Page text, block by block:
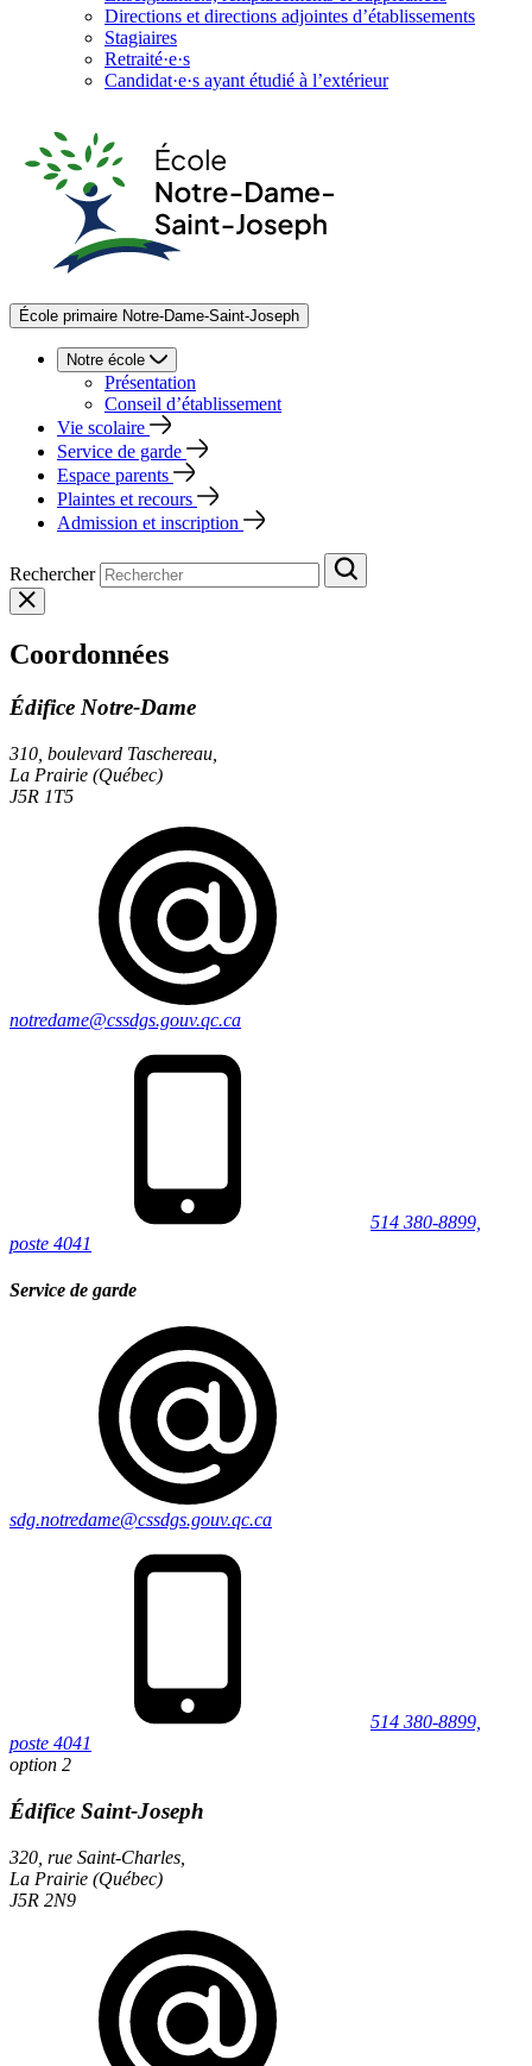
Directions et directions adjointes d’établissements
Stagiaires
Retraité·e·s
Candidat·e·s ayant étudié à l’extérieur
École primaire Notre-Dame-Saint-Joseph
Notre école
Présentation
Conseil d’établissement
Vie scolaire
Service de garde
Espace parents
Plaintes et recours
Admission et inscription
Rechercher
Coordonnées
Édifice Notre-Dame
310, boulevard Taschereau,
La Prairie (Québec)
J5R 1T5
notredame@cssdgs.gouv.qc.ca
514 380-8899,
poste 4041
Service de garde
sdg.notredame@cssdgs.gouv.qc.ca
514 380-8899,
poste 4041
option 2
Édifice Saint-Joseph
320, rue Saint-Charles,
La Prairie (Québec)
J5R 2N9